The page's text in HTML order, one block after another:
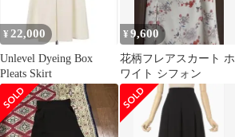
¥ 22,000
Unlevel Dyeing Box
Pleats Skirt
¥9,600
花柄フレアスカート ホ
ワイト シフォン